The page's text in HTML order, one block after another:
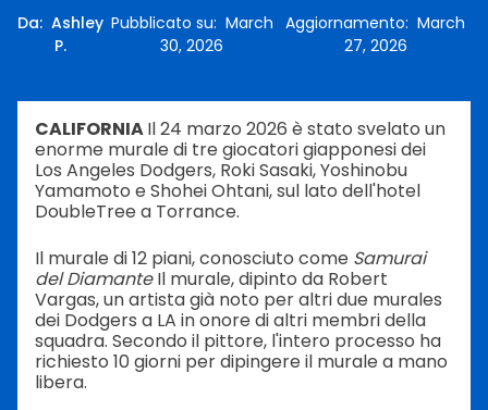
Da: Ashley
P.
Pubblicato su: March
30, 2026
Aggiornamento:March
27, 2026
CALIFORNIAIl 24 marzo 2026 è stato svelato un
enorme murale di tre giocatori giapponesi dei
Los Angeles Dodgers, Roki Sasaki, Yoshinobu
Yamamoto e Shohei Ohtani, sul lato dell'hotel
DoubleTree a Torrance.
Il murale di 12 piani, conosciuto come Samurai
del DiamanteIl murale, dipinto da Robert
Vargas, un artista già noto per altri due murales
dei Dodgers a LA in onore di altri membri della
squadra. Secondo il pittore, l'intero processo ha
richiesto 10 giorni per dipingere il murale a mano
libera.